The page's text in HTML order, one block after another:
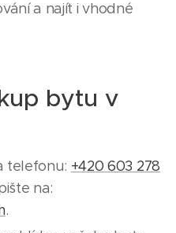
a najít i vhodné
bytu v
telefonu: +420 603 278
na:
.